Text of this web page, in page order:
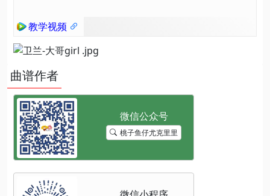
教学视频
曲谱作者
桃子鱼仔尤克里里